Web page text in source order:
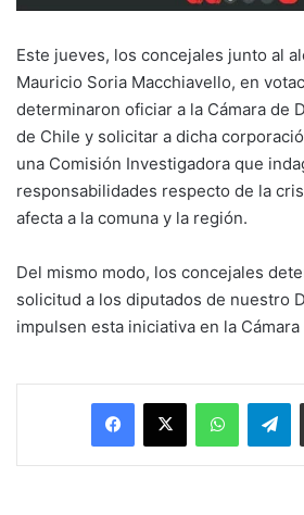
Este jueves, los concejales junto al
Mauricio Soria Macchiavello, en
determinaron oficiar a la Cámara de
de Chile y solicitar a dicha
una Comisión Investigadora que
responsabilidades respecto de la
afecta a la comuna y la región.
Del mismo modo, los concejales
solicitud a los diputados de nuestro
impulsen esta iniciativa en la Cámara
Facebook
X